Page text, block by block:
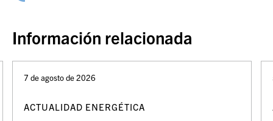
Información relacionada
7 de agosto de 2026
ACTUALIDAD ENERGÉTICA